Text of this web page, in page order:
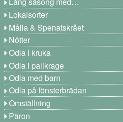
Lokalsorter
Målla & Spenatskrået
Nötter
Odla i kruka
Odla i pallkrage
Odla med barn
Odla på fönsterbrädan
Omställning
Päron